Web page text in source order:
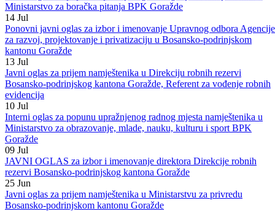
Konkursi i OglasiVidi sve
31 Jul
Interni oglas za popunu upražnjenog radnog mjesta namještenika u
Ministarstvo za boračka pitanja BPK Goražde
14 Jul
Ponovni javni oglas za izbor i imenovanje Upravnog odbora Agencije
za razvoj, projektovanje i privatizaciju u Bosansko-podrinjskom
kantonu Goražde
13 Jul
Javni oglas za prijem namještenika u Direkciju robnih rezervi
Bosansko-podrinjskog kantona Goražde, Referent za vođenje robnih
evidencija
10 Jul
Interni oglas za popunu upražnjenog radnog mjesta namještenika u
Ministarstvo za obrazovanje, mlade, nauku, kulturu i sport BPK
Goražde
09 Jul
JAVNI OGLAS za izbor i imenovanje direktora Direkcije robnih
rezervi Bosansko-podrinjskog kantona Goražde